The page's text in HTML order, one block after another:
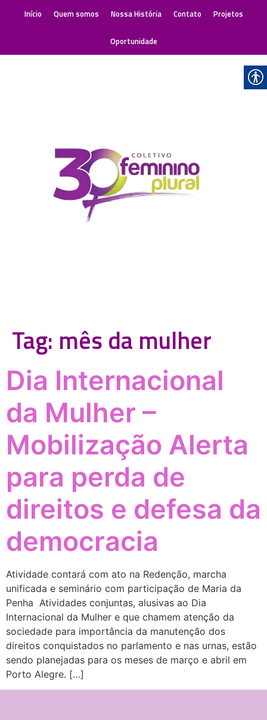
Início Quem somos Nossa História Contato Projetos
Oportunidade
Tag: mês da mulher
Dia Internacional
da Mulher –
Mobilização Alerta
para perda de
direitos e defesa da
democracia
Atividade contará com ato na Redenção, marcha
unificada e seminário com participação de Maria da
Penha Atividades conjuntas, alusivas ao Dia
Internacional da Mulher e que chamem atenção da
sociedade para importância da manutenção dos
direitos conquistados no parlamento e nas urnas, estão
sendo planejadas para os meses de março e abril em
Porto Alegre. […]